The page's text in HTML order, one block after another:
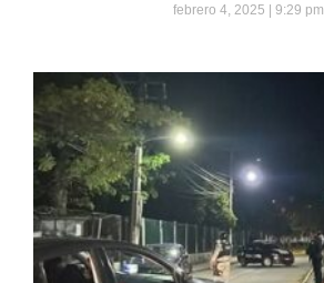
febrero 4, 2025 9:29 pm